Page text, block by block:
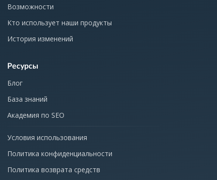
Возможности
Кто использует наши продукты
История изменений
Ресурсы
Блог
База знаний
Академия по SEO
Условия использования
Политика конфиденциальности
Политика возврата средств